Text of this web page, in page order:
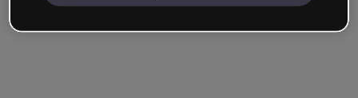
un autre domaine.